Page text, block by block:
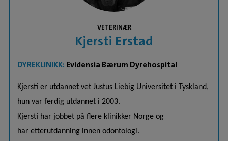
VETERINÆR
Kjersti Erstad
DYREKLINIKK: Evidensia Bærum Dyrehospital
Kjersti er utdannet vet Justus Liebig Universitet i Tyskland,
hun var ferdig utdannet i 2003.
Kjersti har jobbet på flere klinikker Norge og
har etterutdanning innen odontologi.